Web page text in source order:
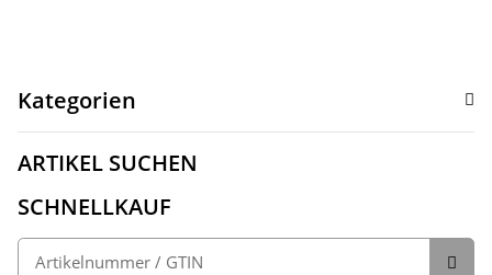
Kategorien
ARTIKEL SUCHEN
SCHNELLKAUF